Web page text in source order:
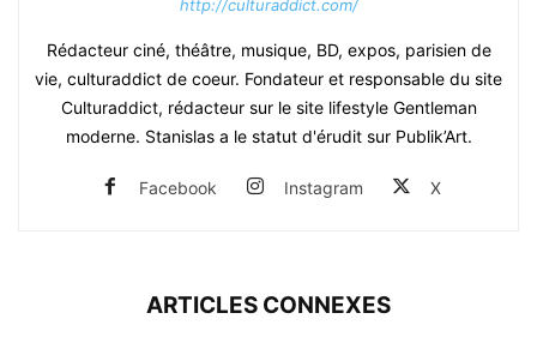
http://culturaddict.com/
Rédacteur ciné, théâtre, musique, BD, expos, parisien de
vie, culturaddict de coeur. Fondateur et responsable du site
Culturaddict, rédacteur sur le site lifestyle Gentleman
moderne. Stanislas a le statut d'érudit sur Publik’Art.
Facebook Instagram X
ARTICLES CONNEXES